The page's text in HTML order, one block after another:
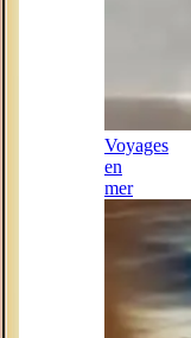
Voyages
en
mer